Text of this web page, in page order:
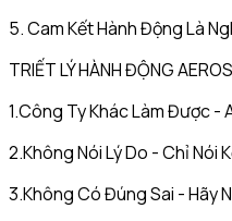
5. Cam Kết Hành Động Là
TRIẾT LÝ HÀNH ĐỘNG AEROS
1.Công Ty Khác Làm Được -
2.Không Nói Lý Do - Chỉ Nói
3.Không Có Đúng Sai - Hãy